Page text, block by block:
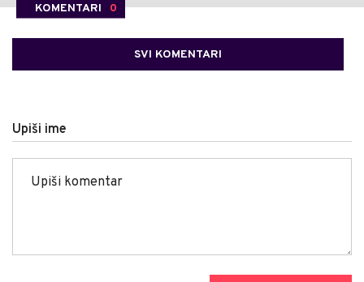
KOMENTARI 0
SVI KOMENTARI
Upiši ime